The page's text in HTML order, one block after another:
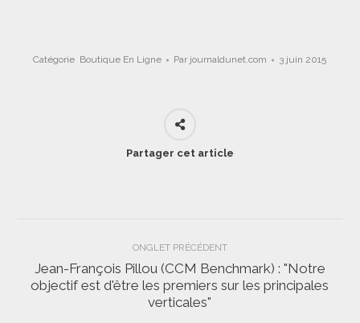
Catégorie Boutique En Ligne Par journaldunet.com 3 juin 2015
Partager cet article
Navigation
de
commentaire
ONGLET PRÉCÉDENT
Onglet
précédent
Jean-François Pillou (CCM Benchmark) : "Notre
objectif est d'être les premiers sur les principales
verticales"